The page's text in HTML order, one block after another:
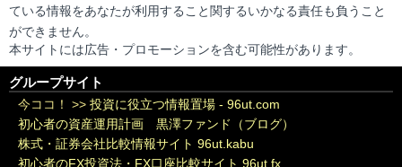
ている情報をあなたが利用すること関するいかなる責任も負うこと
ができません。
本サイトには広告・プロモーションを含む可能性があります。
グループサイト
今ココ！ >> 投資に役立つ情報置場 - 96ut.com
初心者の資産運用計画 黒澤ファンド（ブログ）
株式・証券会社比較情報サイト 96ut.kabu
初心者のFX投資法・FX口座比較サイト 96ut.fx